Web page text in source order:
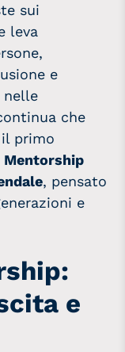
sui
leva
e
nelle
che
primo
Mentorship
, pensato
e
e